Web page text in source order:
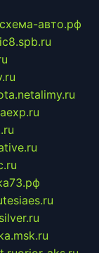
схема-авто.рф
alimy.ru
tesiaes.ru